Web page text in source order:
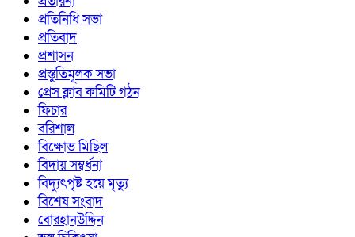
প্রতিনিধি সভা
প্রতিবাদ
প্রশাসন
প্রস্তুতিমূলক সভা
প্রেস ক্লাব কমিটি গঠন
ফিচার
বরিশাল
বিক্ষোভ মিছিল
বিদায় সম্বর্ধনা
বিদ্যুৎপৃষ্ট হয়ে মৃত্যু
বিশেষ সংবাদ
বোরহানউদ্দিন